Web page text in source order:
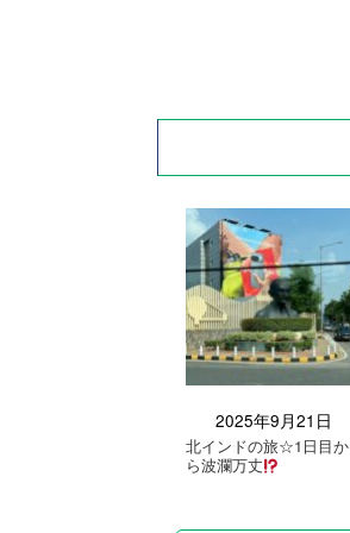
2025年9月21日
北インドの旅☆1日目か
ら波瀾万丈